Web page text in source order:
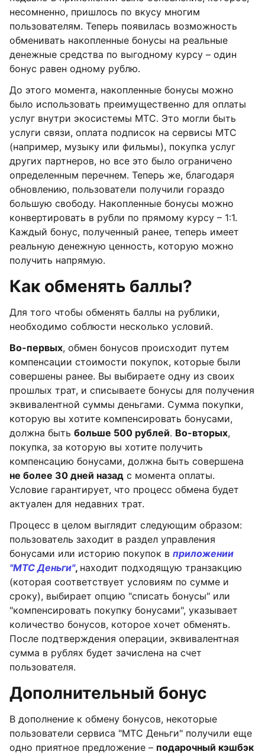
несомненно, пришлось по вкусу многим
пользователям. Теперь появилась возможность
обменивать накопленные бонусы на реальные
денежные средства по выгодному курсу – один
бонус равен одному рублю.
До этого момента, накопленные бонусы можно
было использовать преимущественно для оплаты
услуг внутри экосистемы МТС. Это могли быть
услуги связи, оплата подписок на сервисы МТС
(например, музыку или фильмы), покупка услуг
других партнеров, но все это было ограничено
определенным перечнем. Теперь же, благодаря
обновлению, пользователи получили гораздо
большую свободу. Накопленные бонусы можно
конвертировать в рубли по прямому курсу – 1:1.
Каждый бонус, полученный ранее, теперь имеет
реальную денежную ценность, которую можно
получить напрямую.
Как обменять баллы?
Для того чтобы обменять баллы на рублики,
необходимо соблюсти несколько условий.
Во-первых, обмен бонусов происходит путем
компенсации стоимости покупок, которые были
совершены ранее. Вы выбираете одну из своих
прошлых трат, и списываете бонусы для получения
эквивалентной суммы деньгами. Сумма покупки,
которую вы хотите компенсировать бонусами,
должна быть больше 500 рублей. Во-вторых,
покупка, за которую вы хотите получить
компенсацию бонусами, должна быть совершена
не более 30 дней назад с момента оплаты.
Условие гарантирует, что процесс обмена будет
актуален для недавних трат.
Процесс в целом выглядит следующим образом:
пользователь заходит в раздел управления
бонусами или историю покупок в приложении
"МТС Деньги", находит подходящую транзакцию
(которая соответствует условиям по сумме и
сроку), выбирает опцию "списать бонусы" или
"компенсировать покупку бонусами", указывает
количество бонусов, которое хочет обменять.
После подтверждения операции, эквивалентная
сумма в рублях будет зачислена на счет
пользователя.
Дополнительный бонус
В дополнение к обмену бонусов, некоторые
пользователи сервиса "МТС Деньги" получили еще
одно приятное предложение – подарочный кэшбэк